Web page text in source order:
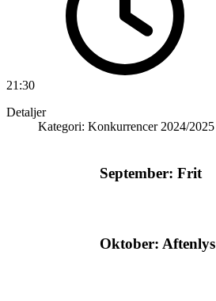
21:30
Detaljer
Kategori: Konkurrencer 2024/2025
September: Frit
Oktober: Aftenlys